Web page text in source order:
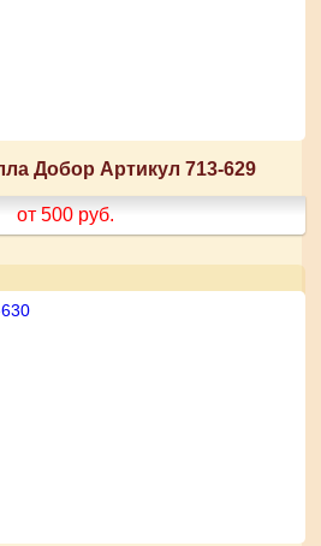
Добор Артикул 713-629
от 500 руб.